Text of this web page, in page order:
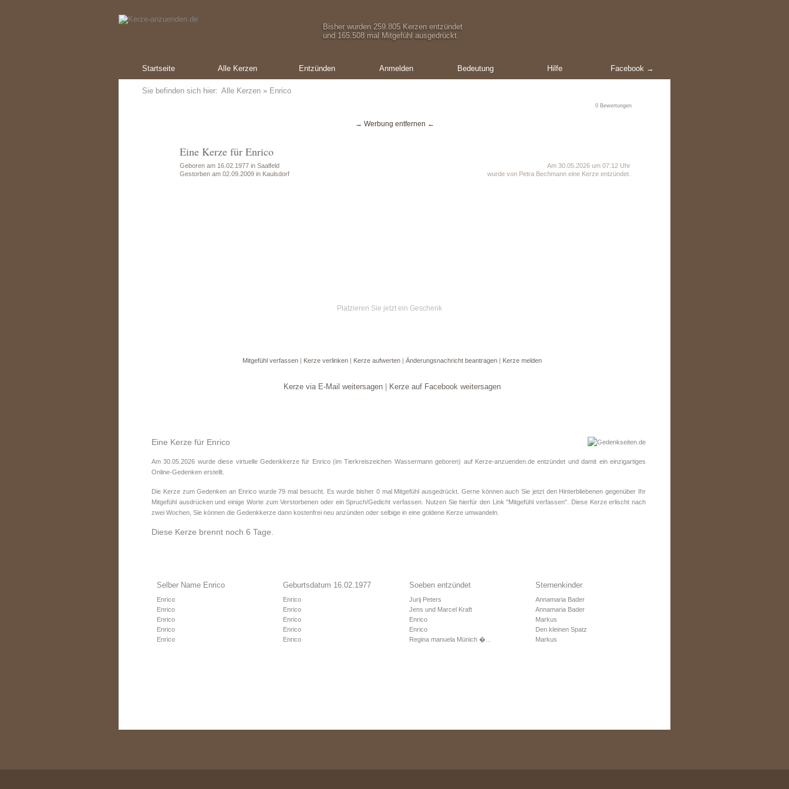
Bisher wurden 259.805 Kerzen entzündet
und 165.508 mal Mitgefühl ausgedrückt.
Startseite Alle Kerzen Entzünden Anmelden Bedeutung Hilfe Facebook →
Sie befinden sich hier: Alle Kerzen » Enrico
0 Bewertungen
→ Werbung entfernen ←
Eine Kerze für Enrico
Geboren am 16.02.1977 in Saalfeld
Gestorben am 02.09.2009 in Kaulsdorf
Am 30.05.2026 um 07:12 Uhr
wurde von Petra Bechmann eine Kerze entzündet.
Platzieren Sie jetzt ein Geschenk
Mitgefühl verfassen | Kerze verlinken | Kerze aufwerten | Änderungsnachricht beantragen | Kerze melden
Kerze via E-Mail weitersagen Kerze auf Facebook weitersagen
Eine Kerze für Enrico
Am 30.05.2026 wurde diese virtuelle Gedenkkerze für Enrico (im Tierkreiszeichen Wassermanngeboren) auf Kerze-anzuenden.de entzündet und damit ein einzigartiges
Online-Gedenken erstellt.
Die Kerze zum Gedenken an Enrico wurde 79 mal besucht. Es wurde bisher 0 mal Mitgefühl ausgedrückt. Gerne können auch Sie jetzt den Hinterbliebenen gegenüber Ihr
Mitgefühl ausdrücken und einige Worte zum Verstorbenen oder ein Spruch/Gedicht verfassen. Nutzen Sie hierfür den Link "Mitgefühl verfassen". Diese Kerze erlischt nach
zwei Wochen, Sie können die Gedenkkerze dann kostenfrei neu anzünden oder selbige in eine goldene Kerze umwandeln.
Diese Kerze brennt noch 6 Tage.
Selber Name Enrico
Enrico
Enrico
Enrico
Enrico
Enrico
Geburtsdatum 16.02.1977
Enrico
Enrico
Enrico
Enrico
Enrico
Soeben entzündet
Jurij Peters
Jens und Marcel Kraft
Enrico
Enrico
Regina manuela Münich �...
Sternenkinder
Annamaria Bader
Annamaria Bader
Markus
Den kleinen Spatz
Markus